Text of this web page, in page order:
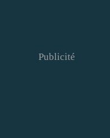
Publicité